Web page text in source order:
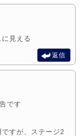
見える
返信
です
すが、ステージ2